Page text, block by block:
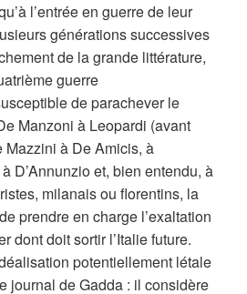
l’entrée en guerre de leur
générations successives
de la grande littérature,
guerre
de parachever le
Manzoni à Leopardi (avant
Mazzini à De Amicis, à
D’Annunzio et, bien entendu, à
milanais ou florentins, la
prendre en charge l’exaltation
dont doit sortir l’Italie future.
potentiellement létale
journal de Gadda : il considère